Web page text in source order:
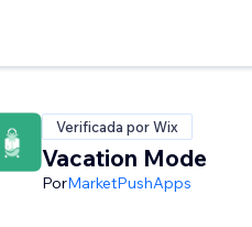
Verificada por Wix
Vacation Mode
PorMarketPushApps